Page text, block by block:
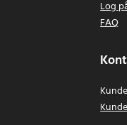
Log
FAQ